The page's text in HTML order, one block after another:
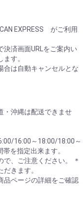
EXPRESS がご利用
決済画面URLをご案内い
す。
合は自動キャンセルとな
・沖縄は配送できませ
16:00～18:00/18:00～
を指定出来ます。
で、ご注意ください。 ＊
きます。
品ページの詳細をご確認